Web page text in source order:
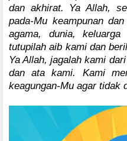
dan akhirat. Ya Allah,
pada-Mu keampunan
agama, dunia,
tutupilah aib kami dan
Ya Allah, jagalah kami
dan ata kami. Kami
keagungan-Mu agar tidak